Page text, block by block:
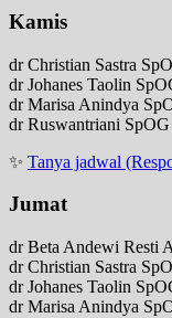
Kamis
dr Christian Sastra
dr Johanes Taolin
dr Marisa Anindya
dr Ruswantriani SpOG
✨ Tanya jadwal
Jumat
dr Beta Andewi Resti
dr Christian Sastra
dr Johanes Taolin
dr Marisa Anindya